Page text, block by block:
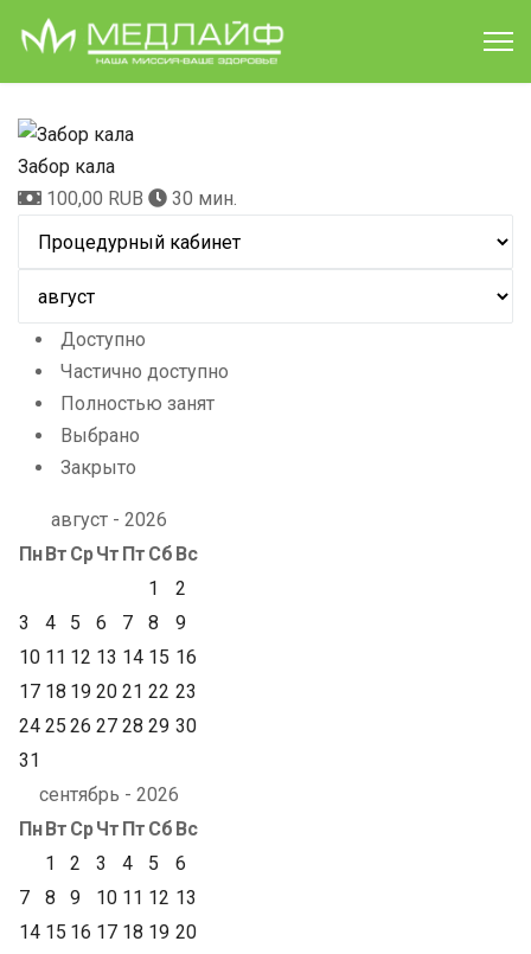
Забор кала
100,00 RUB
30 мин.
Доступно
Частично доступно
Полностью занят
Выбрано
Закрыто
август - 2026
ПнВт СрЧт Пт Сб Вс
1
2
3
4 5 6 7 8
9
10 11 12 13 14 15 16
17 18 19 20 21 22 23
24 25 26 27 28 29 30
31
сентябрь - 2026
ПнВт СрЧт Пт Сб Вс
1
2 3 4 5
6
7
8 9 10 11 12 13
14 15 16 17 18 19 20